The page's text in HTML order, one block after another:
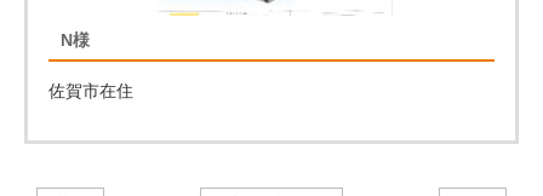
N様
佐賀市在住